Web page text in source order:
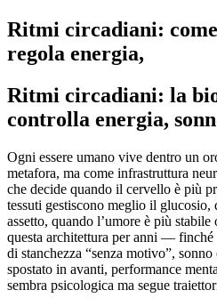
Ritmi circadiani:
regola energia,
Ritmi circadiani: la
controlla energia,
Ogni essere umano vive dentro un
metafora, ma come infrastruttura
che decide quando il cervello è più
tessuti gestiscono meglio il glucosio,
assetto, quando l’umore è più
questa architettura per anni — finché
di stanchezza “senza motivo”,
spostato in avanti, performance
sembra psicologica ma segue